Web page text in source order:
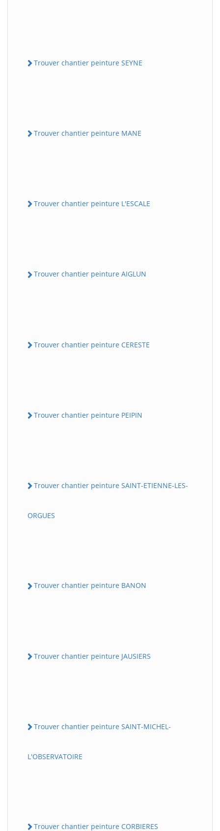
Trouver chantier peinture SEYNE
Trouver chantier peinture MANE
Trouver chantier peinture L'ESCALE
Trouver chantier peinture AIGLUN
Trouver chantier peinture CERESTE
Trouver chantier peinture PEIPIN
Trouver chantier peinture SAINT-ETIENNE-LES-
ORGUES
Trouver chantier peinture BANON
Trouver chantier peinture JAUSIERS
Trouver chantier peinture SAINT-MICHEL-
L'OBSERVATOIRE
Trouver chantier peinture CORBIERES